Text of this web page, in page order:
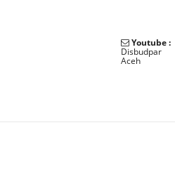
Youtube :
Disbudpar
Aceh